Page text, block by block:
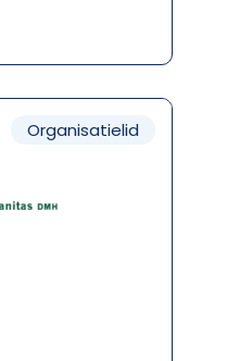
Organisatielid